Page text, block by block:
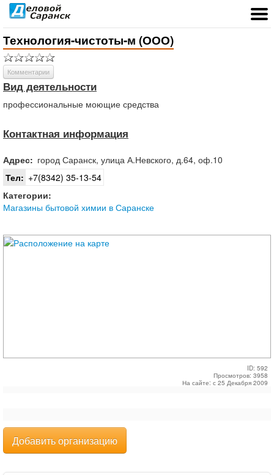
Технология-чистоты-м (ООО)
Комментарии
Вид деятельности
профессиональные моющие средства
Контактная информация
Адрес: город Саранск, улица А.Невского, д.64, оф.10
Тел: +7(8342) 35-13-54
Категории:
Магазины бытовой химии в Саранске
ID: 592
Просмотров: 3958
На сайте: с 25 Декабря 2009
Добавить организацию